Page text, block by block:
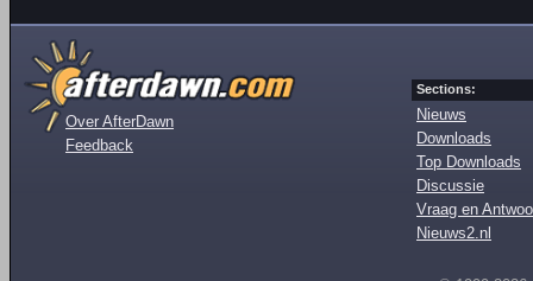
Over AfterDawn
Feedback
Sections:
Nieuws
Downloads
Top Downloads
Discussie
Vraag en
Nieuws2.nl